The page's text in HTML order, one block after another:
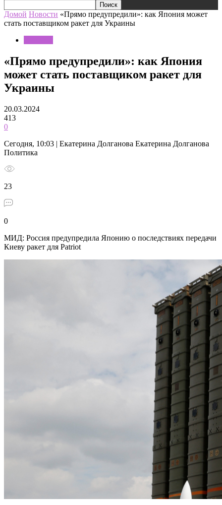
Домой Новости «Прямо предупредили»: как Япония может
стать поставщиком ракет для Украины
«Прямо предупредили»: как Япония
может стать поставщиком ракет для
Украины
20.03.2024
413
0
Сегодня, 10:03 | Екатерина Долганова Екатерина Долганова
Политика
23
0
МИД: Россия предупредила Японию о последствиях передачи
Киеву ракет для Patriot